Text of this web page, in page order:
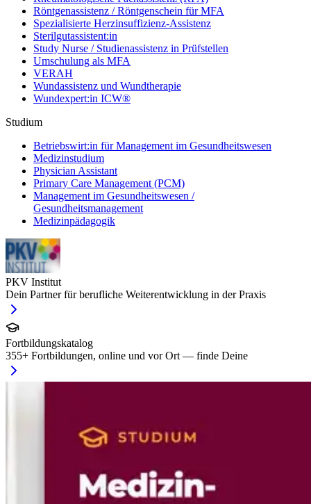
Röntgenassistenz / Röntgenschein für MFA
Spezialisierte Herzinsuffizienz-Assistenz
Sterilgutassistent:in
Study Nurse / Studienassistenz in Prüfstellen
Umschulung als MFA
VERAH
Wundassistenz und Wundtherapie
Wundexpert:in ICW®
Studium
Betriebswirt:in für Management im Gesundheitswesen
Medizinstudium
Physician Assistant
Primary Care Management (PCM)
Management im Gesundheitswesen /
Gesundheitsmanagement
Medizinpädagogik
PKV Institut
Dein Partner für berufliche Weiterentwicklung in der Praxis
Fortbildungskatalog
355+ Fortbildungen, online und vor Ort — finde Deine